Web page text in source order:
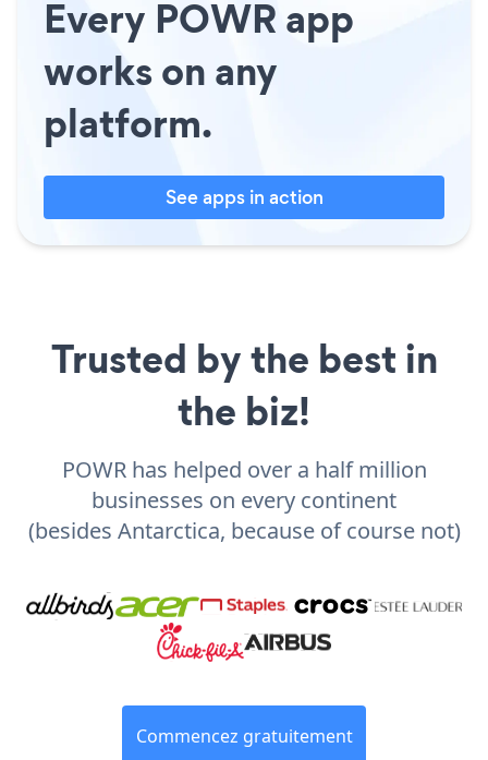
Every POWR app
works on any
platform.
See apps in action
Trusted by the best in
the biz!
POWR has helped over a half million
businesses on every continent
(besides Antarctica, because of course not)
Commencez gratuitement